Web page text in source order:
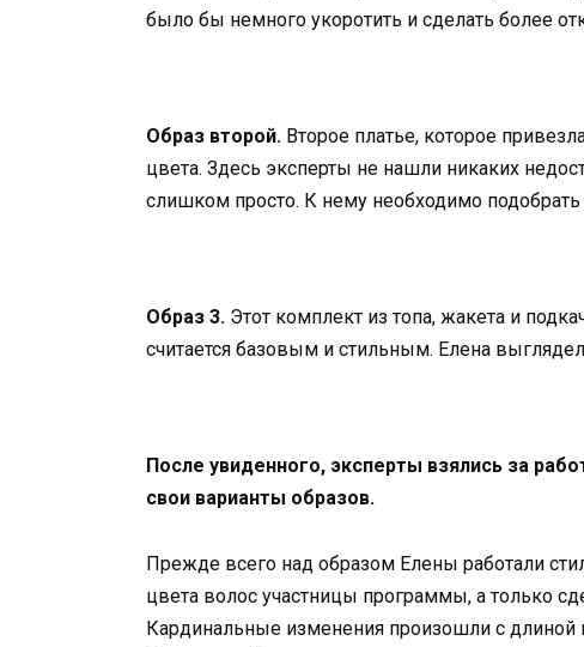
было бы немного укоротить и сделать более
Образ второй. Второе платье, которое
цвета. Здесь эксперты не нашли никаких
слишком просто. К нему необходимо
Образ 3. Этот комплект из топа, жакета и
считается базовым и стильным. Елена
После увиденного, эксперты взялись за
свои варианты образов.
Прежде всего над образом Елены работали
цвета волос участницы программы, а только
Кардинальные изменения произошли с длиной